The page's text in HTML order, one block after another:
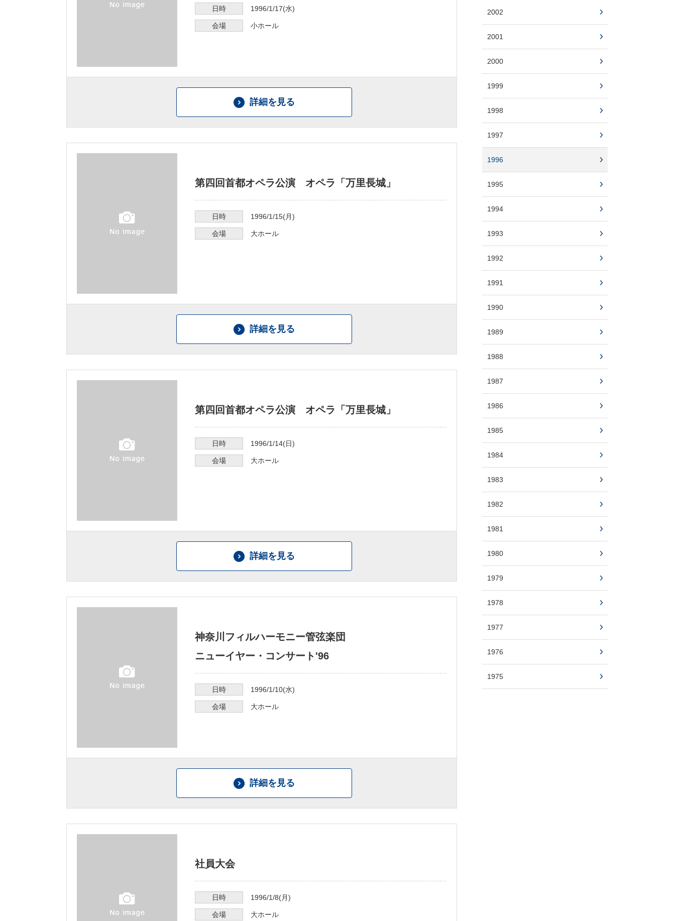
日時 1996/1/17(水)
会場 小ホール
詳細を見る
第四回首都オペラ公演 オペラ「万里長城」
日時 1996/1/15(月)
会場 大ホール
詳細を見る
第四回首都オペラ公演 オペラ「万里長城」
日時 1996/1/14(日)
会場 大ホール
詳細を見る
神奈川フィルハーモニー管弦楽団
ニューイヤー・コンサート'96
日時 1996/1/10(水)
会場 大ホール
詳細を見る
社員大会
日時 1996/1/8(月)
会場 大ホール
2002
2001
2000
1999
1998
1997
1996
1995
1994
1993
1992
1991
1990
1989
1988
1987
1986
1985
1984
1983
1982
1981
1980
1979
1978
1977
1976
1975